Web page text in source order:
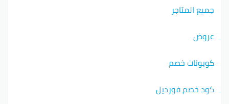
جميع المتاجر
عروض
كوبونات خصم
كود خصم فورديل